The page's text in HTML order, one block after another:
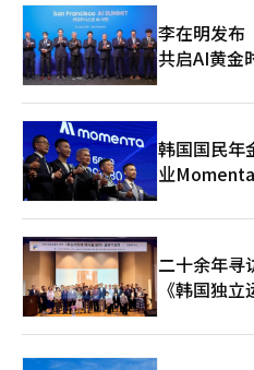
至90%。” 这些条件与当前租赁市场情况相结合，吸引了大量需
求。由于供应量有限，竞争率保
竞争率分别为59.8:1、50.0:1、
39.7:1、69.7:1，最高竞争率为今年4次
划将‘未来之家’的年供应量扩大
后，7月将通过追加公告供应约
应约300套的别墅和公寓形式的
（AI）系统翻译与编辑。
李在明发布
共启AI黄金
韩国国民年
业Momenta
二十余年寻
《韩国独